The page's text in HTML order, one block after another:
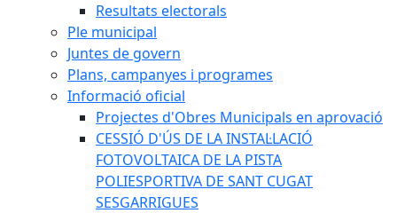
Resultats electorals
Ple municipal
Juntes de govern
Plans, campanyes i programes
Informació oficial
Projectes d'Obres Municipals en aprovació
CESSIÓ D'ÚS DE LA INSTAL·LACIÓ
FOTOVOLTAICA DE LA PISTA
POLIESPORTIVA DE SANT CUGAT
SESGARRIGUES